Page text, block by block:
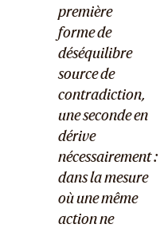
première
forme de
déséquilibre
source de
contradiction,
une seconde en
dérive
nécessairement :
dans la mesure
où une même
action ne